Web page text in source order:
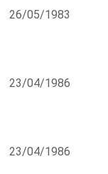
26/05/1983
23/04/1986
23/04/1986